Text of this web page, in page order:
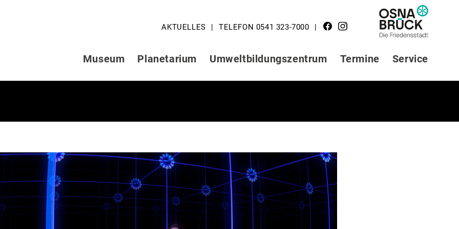
AKTUELLES TELEFON 0541 323-7000
LOGO STADT
OSNABRÜCK
Museum Planetarium Umweltbildungszentrum Termine Service